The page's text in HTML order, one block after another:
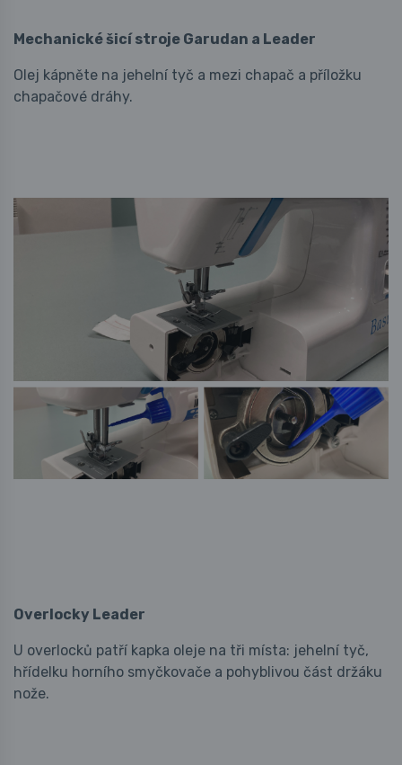
Mechanické šicí stroje Garudan a Leader
Olej kápněte na jehelní tyč a mezi chapač a příložku
chapačové dráhy.
Overlocky Leader
U overlocků patří kapka oleje na tři místa: jehelní tyč,
hřídelku horního smyčkovače a pohyblivou část držáku
nože.